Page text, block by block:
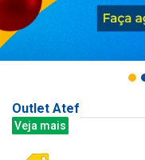
Outlet Atef
Veja mais